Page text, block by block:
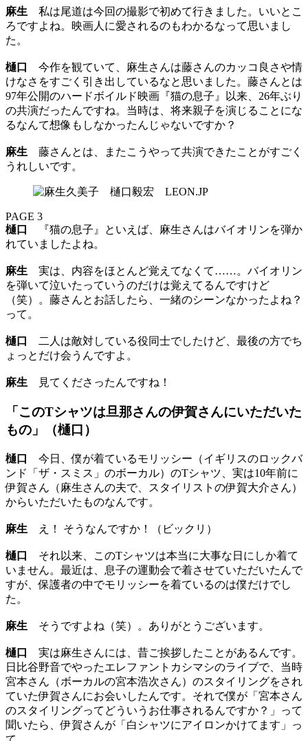
麻生 私は尾道は今回の撮影で初めて行きました。いいとこ
ろですよね。映画人に愛されるのもわかるなって思いまし
た。
樋口
今作を観ていて、麻生さんは藤さんのカッコ良さや情
けなさをすごく引き出しているなと思いました。藤さんとは
97年公開のハードボイルド映画『猫の息子』以来、26年ぶり
の共演だったんですね。当時は、将来親子を演じることにな
るなんて想像もしなかったんじゃないですか？
麻生 藤さんとは、またこうやって共演できたことがすごく
うれしいです。
PAGE 3
樋口
『猫の息子』といえば、麻生さんはバイオリンを弾か
れていましたよね。
麻生 実は、内容をほとんど覚えてなくて……。バイオリン
を弾いて泣いたっていうのだけは覚えてるんですけど
（笑）。藤さんとお話したら、一緒のシーンなかったよね？
って。
樋口
二人は敵対している役同士でしたけど、最後の方でち
ょっとだけ会うんですよ。
麻生 見てくださったんですね！
「このTシャツは旦那さんの伊賀さんにいただいた
もの」（樋口）
樋口
今日、僕が着ているモリッシー（イギリスのロックバ
ンド「ザ・スミス」のボーカル）のTシャツ、実は10年前に
伊賀さん（麻生さんの夫で、スタイリストの伊賀大介さん）
からいただいたものなんです。
麻生 え！ そうなんですか！（ビックリ）
樋口
それ以来、このTシャツは本当に大事な日にしか着て
いません。最近は、息子の運動会で着させていただいたんで
すが、保護者の中でモリッシーを着ているのは僕だけでし
た。
麻生 そうですよね（笑）。ありがとうございます。
樋口
実は麻生さんには、昔ご挨拶したことがあるんです。
日比谷野音でやったエレファントカシマシのライブで、当時
宮本さん（ボーカルの宮本浩次さん）のスタイリングをされ
ていた伊賀さんにお会いしたんです。それで僕が「宮本さん
のスタイリングってどういうお仕事されるんですか？」って
聞いたら、伊賀さんが「白シャツにアイロンかけてます」っ